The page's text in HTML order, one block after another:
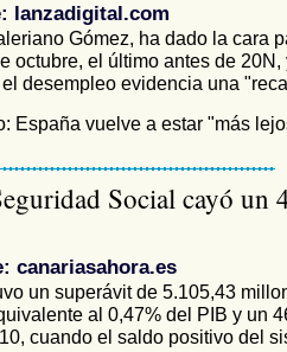
lanzadigital.com
Gómez, ha dado la cara
octubre, el último antes de
desempleo evidencia una
España vuelve a estar "más
Social cayó un
canariasahora.es
un superávit de 5.105,43
al 0,47% del PIB y un
cuando el saldo positivo del